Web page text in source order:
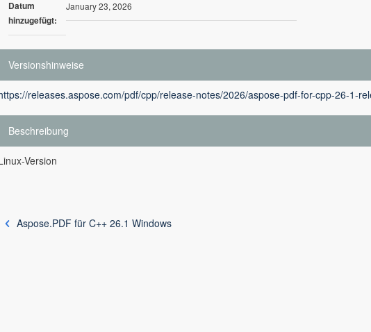
Datum
hinzugefügt:
January 23, 2026
Versionshinweise
releases.aspose.com/pdf/cpp/release-notes/2026/aspose-pdf-for-cpp-26-1-
Beschreibung
Version
Aspose.PDF für C++ 26.1 Windows